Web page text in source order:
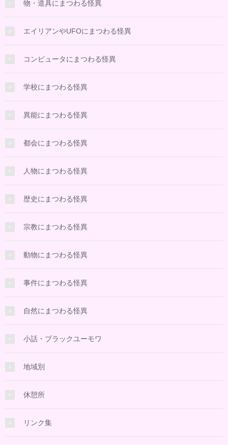
物・道具にまつわる怪異
エイリアンやUFOにまつわる怪異
コンピュータにまつわる怪異
学校にまつわる怪異
異能にまつわる怪異
都会にまつわる怪異
人物にまつわる怪異
歴史にまつわる怪異
宗教にまつわる怪異
動物にまつわる怪異
事件にまつわる怪異
自然にまつわる怪異
小話・ブラックユーモワ
地域別
休憩所
リンク集